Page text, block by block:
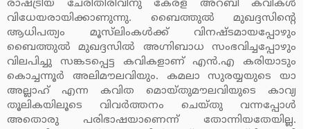
രാഷ്ട്രീയ ചേരിതിരിവിനു കേരള അറബി കവികള്‍
വിധേയരായിക്കാണുന്നു. ബൈത്തുല്‍ മുഖദ്ദസിന്റെ
ആധിപത്യം മൂസ്‌ലിംകള്‍ക്ക് വിനഷ്ടമായപ്പോഴും
ബൈത്തുല്‍ മുഖദ്ദസില്‍ അഗ്നിബാധ സംഭവിച്ചപ്പോഴും
വിലപിച്ചു സങ്കടപ്പെട്ട കവികളാണ് എന്‍.എ കരിയാടും
കൊച്ചന്നൂര്‍ അലിമൗലവിയും. കമലാ സുരയ്യയുടെ യാ
അല്ലാഹ് എന്ന കവിത മൊയ്തുമൗലവിയുടെ കാവ്യ
തൂലികയിലൂടെ വിവര്‍ത്തനം ചെയ്തു വന്നപ്പോള്‍
അതൊരു പരിഭാഷയാണെന്ന് തോന്നിയതേയില്ല.